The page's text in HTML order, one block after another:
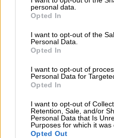
grant or deny consent to
use your data for below
consent section.
personal data.
Opted In
I want to opt-out of the
Personal Data.
Opted In
I want to opt-out of
Personal Data for
Opted In
I want to opt-out of
Retention, Sale, and/or
Personal Data that Is
Purposes for which it was
Opted Out
αυτή τη χώρα και να
την εκταφή του
συγκινημένος
«Χαμογέλα και Πάλι»